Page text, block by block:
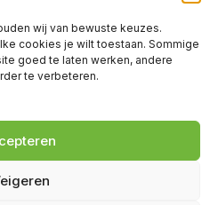
wij van bewuste keuzes.
cookies je wilt toestaan. Sommige
goed te laten werken, andere
te verbeteren.
leden op Trustpilot